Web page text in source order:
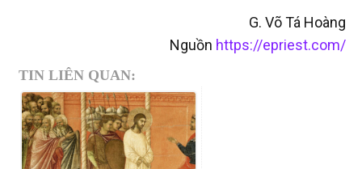
G. Võ Tá Hoàng
Nguồn https://epriest.com/
TIN LIÊN QUAN: